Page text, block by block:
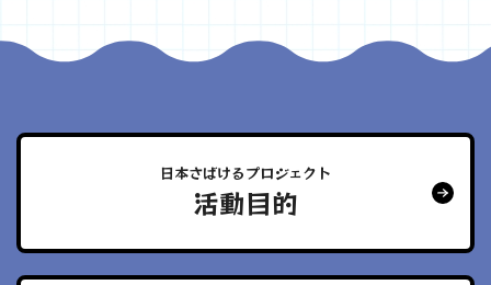
日本さばけるプロジェクト
活動目的